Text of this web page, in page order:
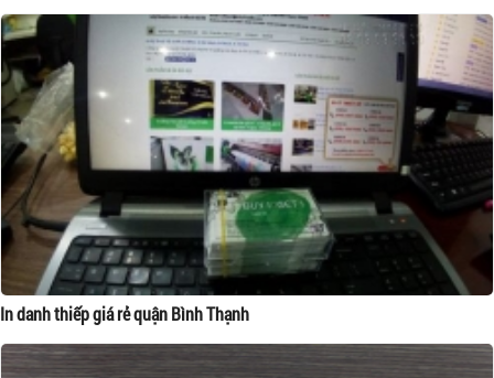
In danh thiếp giá rẻ quận Bình Thạnh